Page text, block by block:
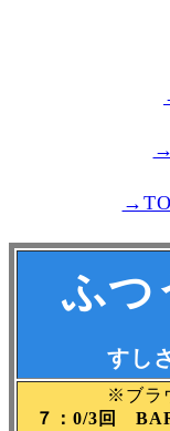
ふつ
すし
※ブラ
７：0/3回